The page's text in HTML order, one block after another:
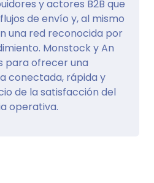
y actores B2B que
de envío y, al mismo
una red reconocida por
Monstock y An
para ofrecer una
conectada, rápida y
de la satisfacción del
operativa.